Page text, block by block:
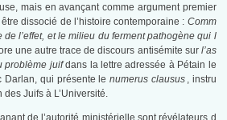
mais en avançant comme argument premier
dissocié de l’histoire contemporaine : Comm
l’effet, et le milieu du ferment pathogène qui l
une autre trace de discours antisémite sur l’as
problème juifdans la lettre adressée à Pétain le
Darlan, qui présente lenumerus clausus, instru
des Juifs à L’Université.
de l’autorité ministérielle sont révélateurs d